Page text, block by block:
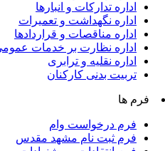
اداره تدارکات و انبارها
اداره نگهداشت و تعمیرات
اداره مناقصات و قراردادها
اداره نظارت بر خدمات عمومی
اداره نقلیه و ترابری
تربیت بدنی کارکنان
فرم ها
فرم درخواست وام
فرم ثبت نام مشهد مقدس